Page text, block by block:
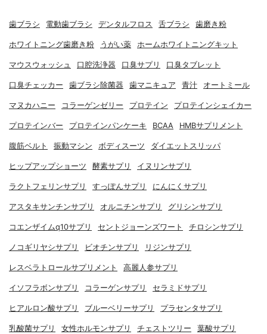
歯ブラシ 電動歯ブラシ デンタルフロス 舌ブラシ 歯磨き粉
ホワイトニング歯磨き粉 うがい薬 ホームホワイトニングキット
マウスウォッシュ 口腔洗浄器 口臭サプリ 口臭タブレット
口臭チェッカー 歯ブラシ除菌器 歯マニキュア 青汁 オートミール
マヌカハニー コラーゲンゼリー プロテイン プロテインシェイカー
プロテインバー プロテインパンケーキ BCAA HMBサプリメント
腹筋ベルト 振動マシン ボディスーツ ダイエットスリッパ
ヒップアップショーツ 酵素サプリ イヌリンサプリ
ラクトフェリンサプリ すっぽんサプリ にんにくサプリ
アスタキサンチンサプリ オルニチンサプリ グリシンサプリ
コエンザイムq10サプリ セントジョーンズワート チロシンサプリ
ノコギリヤシサプリ ビオチンサプリ リジンサプリ
レスベラトロールサプリメント 高麗人参サプリ
イソフラボンサプリ コラーゲンサプリ セラミドサプリ
ヒアルロン酸サプリ ブルーベリーサプリ プラセンタサプリ
乳酸菌サプリ 女性ホルモンサプリ チェストツリー 葉酸サプリ